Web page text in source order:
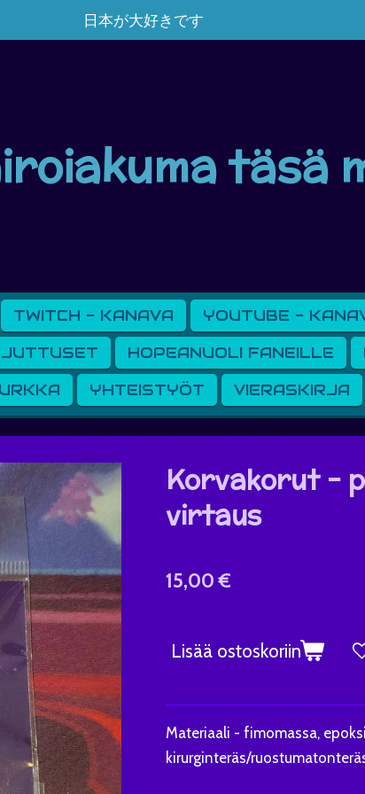
日本が大好きです
täsä
TWITCH - KANAVA YOUTUBE -
HOPEANUOLI FANEILLE
YHTEISTYÖT VIERASKIRJA
Korvakorut -
virtaus
15,00 €
Lisää ostoskoriin
Materiaali - fimomassa,
kirurginteräs/